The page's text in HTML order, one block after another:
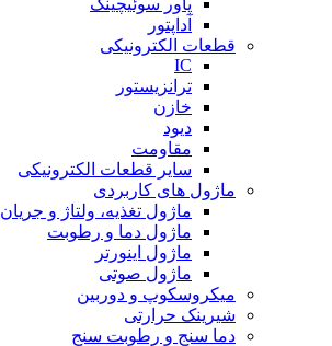
پاور سوئیچینگ
آداپتور
قطعات الکترونیکی
IC
ترانزیستور
خازن
دیود
مقاومت
سایر قطعات الکترونیکی
ماژول های کاربردی
ماژول تغذیه، ولتاژ و جریان
ماژول دما و رطوبت
ماژول اینورتر
ماژول صوتی
میکروسکوپ و دوربین
شیرینک حرارتی
دما سنج و رطوبت سنج